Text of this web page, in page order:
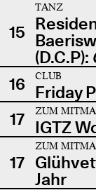
15
TANZ
(D.C.P):
16
CLUB
Friday
17
ZUM
IGTZ
17
ZUM
Jahr